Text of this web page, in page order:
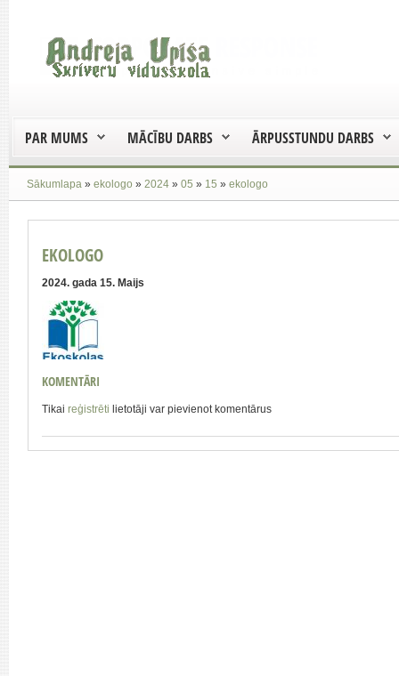
PAR MUMS MĀCĪBU DARBS ĀRPUSSTUNDU DARBS
Sākumlapa » ekologo » 2024 » 05 » 15 » ekologo
EKOLOGO
2024. gada 15. Maijs
KOMENTĀRI
Tikai reģistrēti lietotāji var pievienot komentārus